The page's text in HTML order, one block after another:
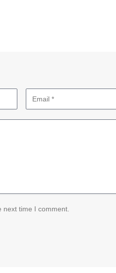
time I comment.